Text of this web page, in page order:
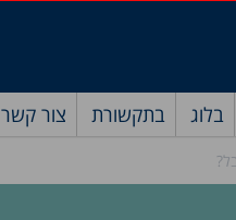
בלוג בתקשורת צור קשר